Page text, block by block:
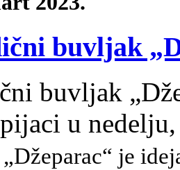
buvljak
buvljak
u
„Džeparac“ je